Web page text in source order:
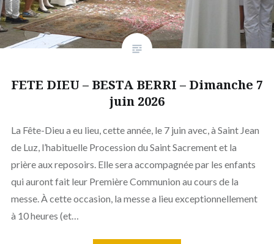
FETE DIEU – BESTA BERRI – Dimanche 7
juin 2026
La Fête-Dieu a eu lieu, cette année, le 7 juin avec, à Saint Jean
de Luz, l’habituelle Procession du Saint Sacrement et la
prière aux reposoirs. Elle sera accompagnée par les enfants
qui auront fait leur Première Communion au cours de la
messe. À cette occasion, la messe a lieu exceptionnellement
à 10 heures (et…